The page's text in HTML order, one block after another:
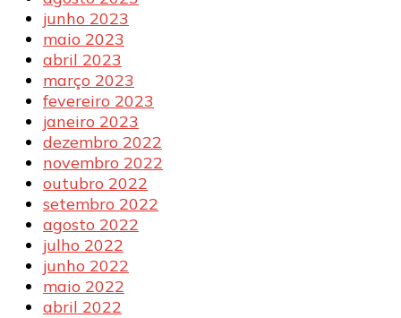
junho 2023
maio 2023
abril 2023
março 2023
fevereiro 2023
janeiro 2023
dezembro 2022
novembro 2022
outubro 2022
setembro 2022
agosto 2022
julho 2022
junho 2022
maio 2022
abril 2022